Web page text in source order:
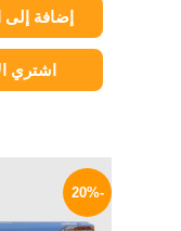
إضافة إلى
اشتري
-20%
375 EGP.